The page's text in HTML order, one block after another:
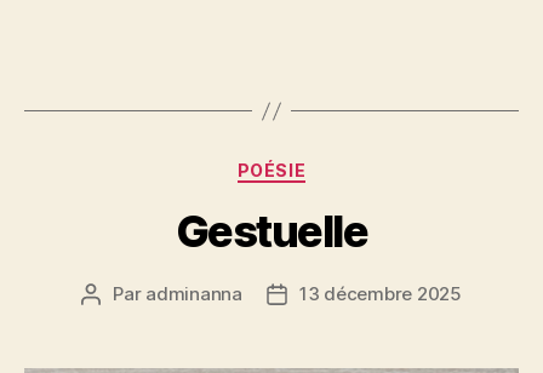
Catégories
POÉSIE
Gestuelle
Auteur
Par adminanna
Date13 décembre 2025